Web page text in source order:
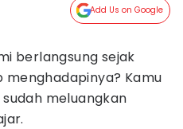
Add Us on Google
berlangsung sejak
menghadapinya? Kamu
meluangkan